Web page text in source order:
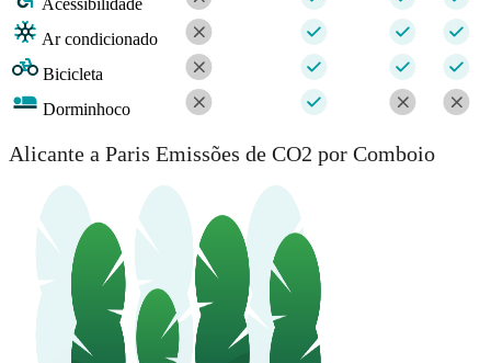
Acessibilidade
Ar condicionado
Bicicleta
Dorminhoco
Alicante a Paris Emissões de CO2 por Comboio